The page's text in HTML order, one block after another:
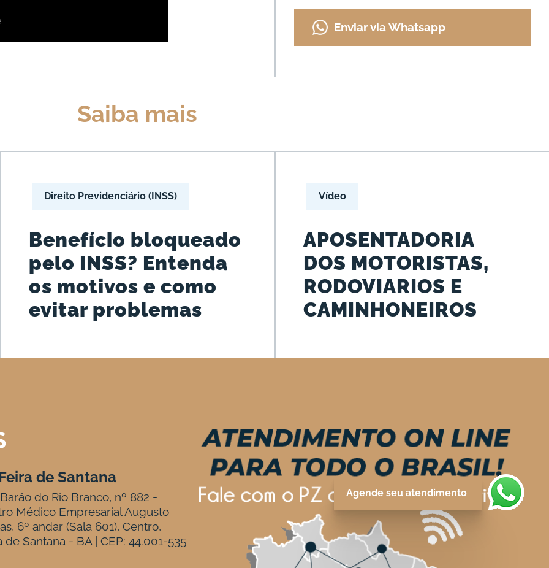
Agende seu atendimento
Enviar via Whatsapp
Saiba mais
Direito Previdenciário (INSS)
Benefício bloqueado
pelo INSS? Entenda
os motivos e como
evitar problemas
Vídeo
APOSENTADORIA
DOS MOTORISTAS,
RODOVIARIOS E
CAMINHONEIROS
de Santana
do Rio Branco, nº 882 -
Médico Empresarial Augusto
6º andar (Sala 601), Centro,
de Santana - BA | CEP: 44.001-535